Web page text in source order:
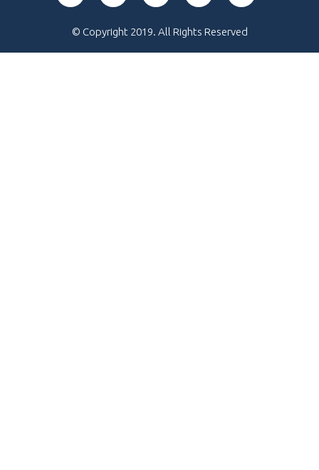
© Copyright 2019. All Rights Reserved